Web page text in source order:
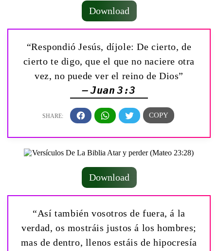
Download
“Respondió Jesús, díjole: De cierto, de
cierto te digo, que el que no naciere otra
vez, no puede ver el reino de Dios”
— Juan 3:3
Download
“Así también vosotros de fuera, á la
verdad, os mostráis justos á los hombres;
mas de dentro, llenos estáis de hipocresía